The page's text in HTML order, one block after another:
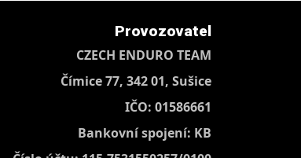
Provozovatel
CZECH ENDURO TEAM
Čímice 77, 342 01, Sušice
IČO: 01586661
Bankovní spojení: KB